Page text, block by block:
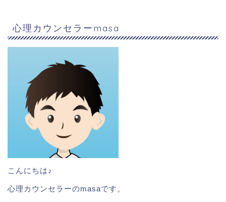
心理カウンセラーmasa
こんにちは♪
心理カウンセラーのmasaです。